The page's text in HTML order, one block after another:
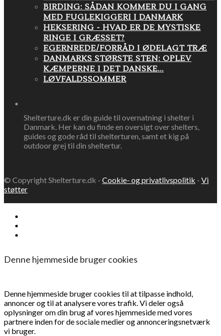
BIRDING: SÅDAN KOMMER DU I GANG
MED FUGLEKIGGERI I DANMARK
HEKSERING - HVAD ER DE MYSTISKE
RINGE I GRÆSSET?
EGERNREDE/FORRÅD I ØDELAGT TRÆ
DANMARKS STØRSTE STEN: OPLEV
KÆMPERNE I DET DANSKE...
LØVFALDSSOMMER
Shelterture.dk er din guide til overnatning i shelter i
Danmark. Her kan du finde en oversigt over shelters,
guides og gode råd til shelterturen, samt et kig på
outdoor grej til din sheltertur.
© Copyright Shelterture.dk - Cookie- og privatlivspolitik - Vi
støtter
Denne hjemmeside bruger cookies
Denne hjemmeside bruger cookies til at tilpasse indhold,
annoncer og til at analysere vores trafik. Vi deler også
oplysninger om din brug af vores hjemmeside med vores
partnere inden for de sociale medier og annonceringsnetværk
vi bruger.